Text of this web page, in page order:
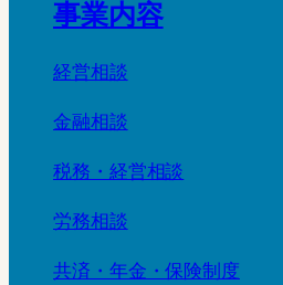
事業内容
経営相談
金融相談
税務・経営相談
労務相談
共済・年金・保険制度